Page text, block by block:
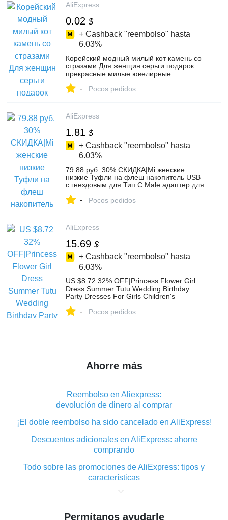
AliExpress
0.02 $
+ Cashback "reembolso" hasta
6.03%
Корейский модный милый кот камень со
стразами Для женщин серьги подарок
прекрасные милые ювелирные
AliExpress
- Pocos pedidos
AliExpress
1.81 $
+ Cashback "reembolso" hasta
6.03%
79.88 руб. 30% СКИДКА|Mi женские
низкие Туфли на флеш накопитель USB
с гнездовым для Тип C Male адаптер для
плюс JLRJ88-in Адаптеры для
Aliexpress.com | Alibaba Group
- Pocos pedidos
AliExpress
15.69 $
+ Cashback "reembolso" hasta
6.03%
US $8.72 32% OFF|Princess Flower Girl
Dress Summer Tutu Wedding Birthday
Party Dresses For Girls Children's
Dresses from Mother & Kids on
- Pocos pedidos
Ahorre más
Reembolso en Aliexpress:
devolución de dinero al comprar
¡El doble reembolso ha sido cancelado en AliExpress!
Descuentos adicionales en AliExpress: ahorre
comprando
Todo sobre las promociones de AliExpress: tipos y
características
Qué es el reembolso «cashback» en AliExpress:
Permítanos ayudarle